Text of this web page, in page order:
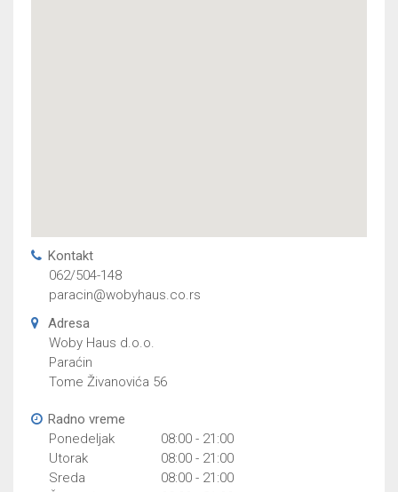
Kontakt
062/504-148
paracin@wobyhaus.co.rs
Adresa
Woby Haus d.o.o.
Paraćin
Tome Živanovića 56
Radno vreme
Ponedeljak
08:00 - 21:00
Utorak
08:00 - 21:00
Sreda
08:00 - 21:00